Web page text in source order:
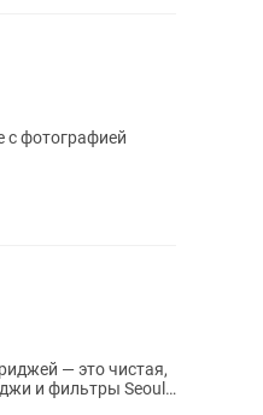
с фотографией